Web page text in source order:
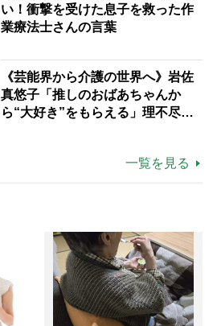
い！衝撃を受けた息子を救った作
業療法士さんの言葉
《芸能界から介護の世界へ》岩佐
真悠子「推しのおばあちゃんか
ら“大好き”をもらえる」理不尽さ
一覧を見る